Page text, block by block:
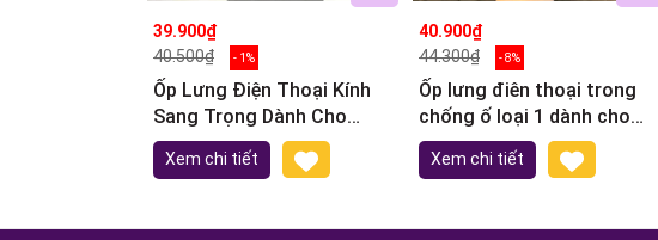
39.900₫
40.500₫
- 1%
Ốp Lưng Điện Thoại Kính
Sang Trọng Dành Cho
OPPO A7
Xem chi tiết
40.900₫
44.300₫
- 8%
Ốp lưng điên thoại trong
chống ố loại 1 dành cho
Iphone
Xem chi tiết